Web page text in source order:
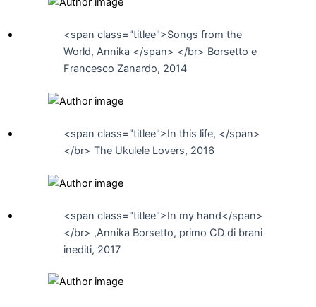
<span class="titlee">Songs from the
World, Annika </span> </br> Borsetto e
Francesco Zanardo, 2014
<span class="titlee">In this life, </span>
</br> The Ukulele Lovers, 2016
<span class="titlee">In my hand</span>
</br> ,Annika Borsetto, primo CD di brani
inediti, 2017